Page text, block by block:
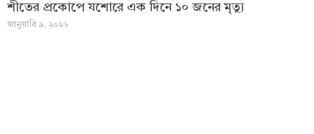
শীতের প্রকোপে যশোরে এক দিনে ১০ জনের মৃত্যু
জানুয়ারি ৯, ২০২৬